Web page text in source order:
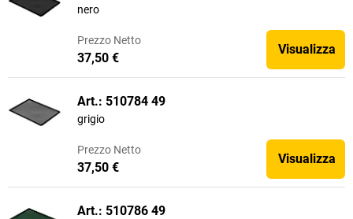
nero
Prezzo Netto
37,50 €
Visualizza
Art.: 510784 49
grigio
Prezzo Netto
37,50 €
Visualizza
Art.: 510786 49